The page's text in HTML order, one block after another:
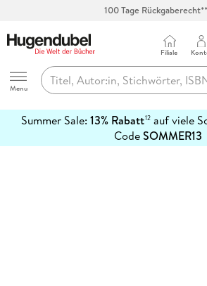
100 Tage
Hugendubel
Menu
Filiale
Summer Sale: 13% Rabatt12auf viele
CodeSOMMER13
erfahren